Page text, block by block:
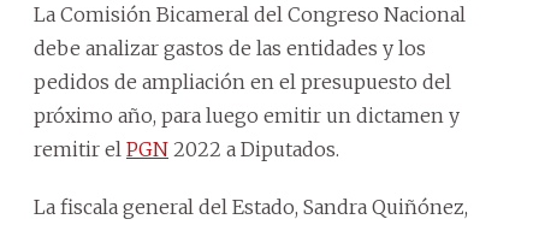
La Comisión Bicameral del Congreso Nacional
debe analizar gastos de las entidades y los
pedidos de ampliación en el presupuesto del
próximo año, para luego emitir un dictamen y
remitir el PGN 2022 a Diputados.
La fiscala general del Estado, Sandra Quiñónez,